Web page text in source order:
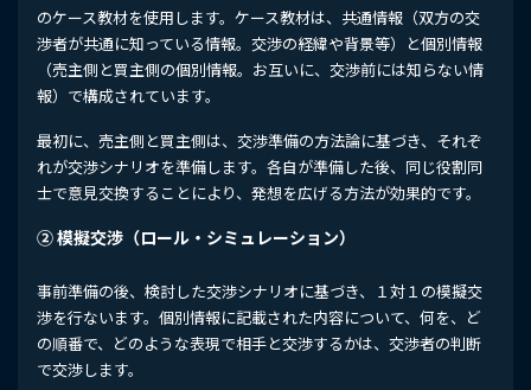
のケース教材を使用します。ケース教材は、共通情報（双方の交
渉者が共通に知っている情報。交渉の経緯や背景等）と個別情報
（売主側と買主側の個別情報。お互いに、交渉前には知らない情
報）で構成されています。
最初に、売主側と買主側は、交渉準備の方法論に基づき、それぞ
れが交渉シナリオを準備します。各自が準備した後、同じ役割同
士で意見交換することにより、発想を広げる方法が効果的です。
② 模擬交渉（ロール・シミュレーション）
事前準備の後、検討した交渉シナリオに基づき、１対１の模擬交
渉を行ないます。個別情報に記載された内容について、何を、ど
の順番で、どのような表現で相手と交渉するかは、交渉者の判断
で交渉します。